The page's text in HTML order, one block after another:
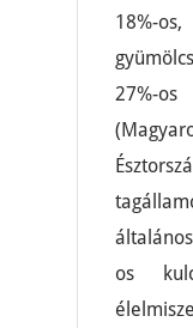
18%-
27%-
os